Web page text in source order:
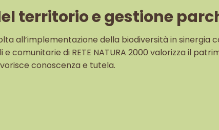
territorio e gestione
all’implementazione della biodiversità in sinergia
comunitarie di RETE NATURA 2000 valorizza il
conoscenza e tutela.